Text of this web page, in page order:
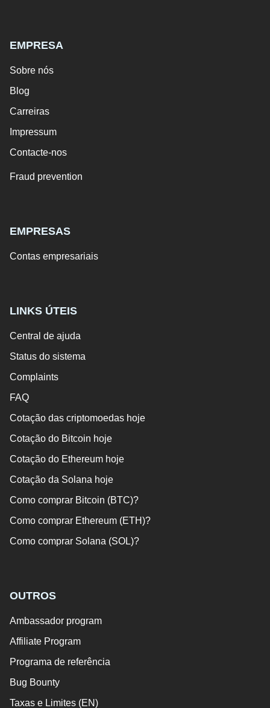
EMPRESA
Sobre nós
Blog
Carreiras
Impressum
Contacte-nos
Fraud prevention
EMPRESAS
Contas empresariais
LINKS ÚTEIS
Central de ajuda
Status do sistema
Complaints
FAQ
Cotação das criptomoedas hoje
Cotação do Bitcoin hoje
Cotação do Ethereum hoje
Cotação da Solana hoje
Como comprar Bitcoin (BTC)?
Como comprar Ethereum (ETH)?
Como comprar Solana (SOL)?
OUTROS
Ambassador program
Affiliate Program
Programa de referência
Bug Bounty
Taxas e Limites (EN)